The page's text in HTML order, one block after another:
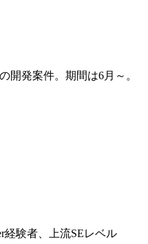
開発案件。期間は6月～。
経験者、上流SEレベル